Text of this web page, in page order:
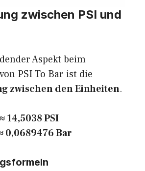
zwischen PSI und
Aspekt beim
PSI To Bar ist die
zwischen den Einheiten.
14,5038 PSI
0,0689476 Bar